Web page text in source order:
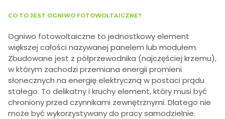
CO TO JEST OGNIWO FOTOWOLTAICZNE?
Ogniwo fotowoltaiczne to jednostkowy element
większej całości nazywanej panelem lub modułem.
Zbudowane jest z półprzewodnika (najczęściej krzemu),
w którym zachodzi przemiana energii promieni
słonecznych na energię elektryczną w postaci prądu
stałego. To delikatny i kruchy element, który musi być
chroniony przed czynnikami zewnętrznymi. Dlatego nie
może być wykorzystywany do pracy samodzielnie.